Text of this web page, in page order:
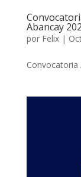
Abancay
por Felix|
Convocatoria